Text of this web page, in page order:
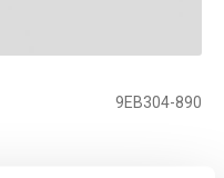
9EB304-890